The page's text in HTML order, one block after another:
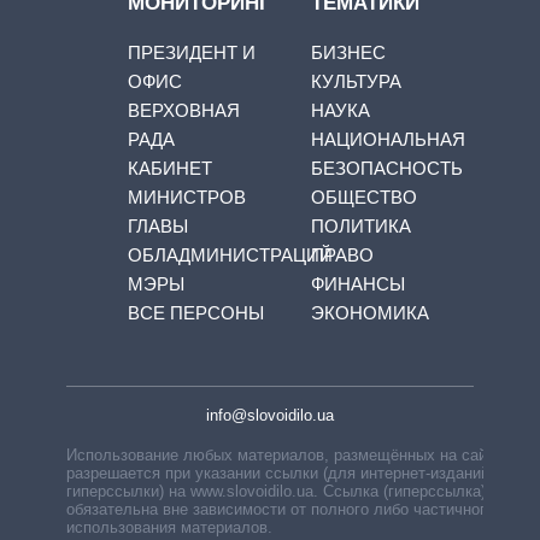
ПРЕЗИДЕНТ И
ОФИС
ВЕРХОВНАЯ
РАДА
КАБИНЕТ
МИНИСТРОВ
ГЛАВЫ
ОБЛАДМИНИСТРАЦИЙ
МЭРЫ
ВСЕ ПЕРСОНЫ
БИЗНЕС
КУЛЬТУРА
НАУКА
НАЦИОНАЛЬНАЯ
БЕЗОПАСНОСТЬ
ОБЩЕСТВО
ПОЛИТИКА
ПРАВО
ФИНАНСЫ
ЭКОНОМИКА
info@slovoidilo.ua
Использование любых материалов, размещённых на сайте,
разрешается при указании ссылки (для интернет-изданий —
гиперссылки) на www.slovoidilo.ua. Ссылка (гиперссылка)
обязательна вне зависимости от полного либо частичного
использования материалов.